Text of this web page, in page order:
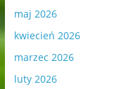
maj 2026
kwiecień 2026
marzec 2026
luty 2026